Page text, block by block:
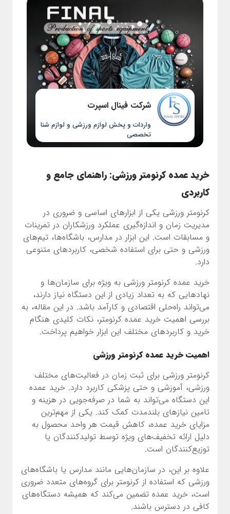
شرکت فینال اسپرت
واردات و پخش لوازم ورزشی و لوازم شنا
تخصصی
خرید عمده کرنومتر ورزشی: راهنمای جامع و
کاربردی
کرنومتر ورزشی یکی از ابزارهای اساسی و ضروری در
مدیریت زمان و اندازه‌گیری عملکرد ورزشکاران در تمرینات
و مسابقات است. این ابزار در مدارس، باشگاه‌ها، تیم‌های
ورزشی و حتی برای استفاده شخصی، کاربردهای متنوعی
دارد.
خرید عمده کرنومتر ورزشی به ویژه برای سازمان‌ها و
نهادهایی که به تعداد زیادی از این دستگاه نیاز دارند،
می‌تواند راه‌حلی اقتصادی و کارآمد باشد. در این مقاله، به
بررسی اهمیت خرید عمده کرنومتر، نکات کلیدی هنگام
خرید و کاربردهای مختلف این ابزار خواهیم پرداخت.
اهمیت خرید عمده کرنومتر ورزشی
کرنومتر ورزشی برای ثبت زمان در فعالیت‌های مختلف
ورزشی، آموزشی و حتی پزشکی کاربرد دارد. خرید عمده
این دستگاه می‌تواند به شما در صرفه‌جویی در هزینه و
تامین نیازهای بلندمدت کمک کند. یکی از مهم‌ترین
مزایای خرید عمده، کاهش قیمت هر واحد محصول به
دلیل ارائه تخفیف‌های ویژه توسط تولیدکنندگان یا
توزیع‌کنندگان است.
علاوه بر این، در سازمان‌هایی مانند مدارس یا باشگاه‌های
ورزشی که استفاده از کرنومتر برای گروه‌های متعدد ضروری
است، خرید عمده تضمین می‌کند که همیشه دستگاه‌های
کافی در دسترس باشند.